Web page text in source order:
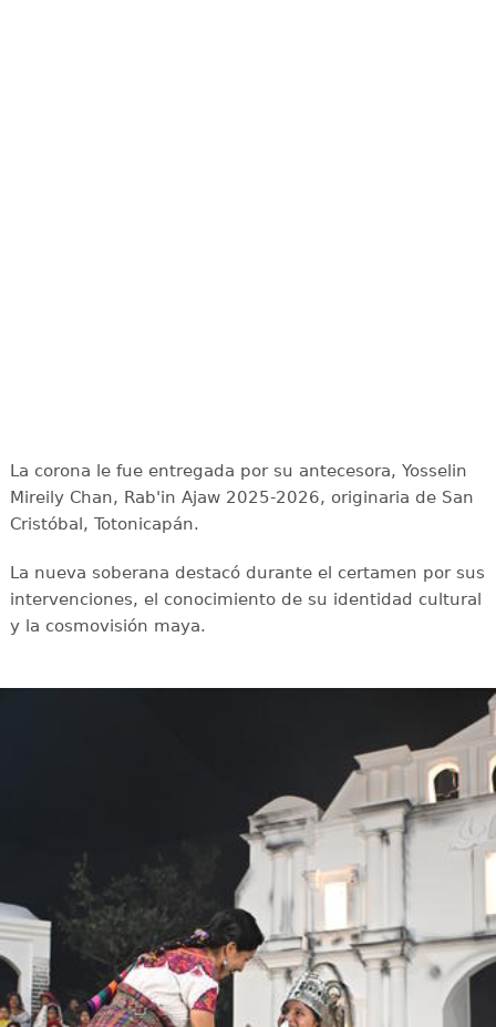
La corona le fue entregada por su antecesora, Yosselin
Mireily Chan, Rab'in Ajaw 2025-2026, originaria de San
Cristóbal, Totonicapán.
La nueva soberana destacó durante el certamen por sus
intervenciones, el conocimiento de su identidad cultural
y la cosmovisión maya.